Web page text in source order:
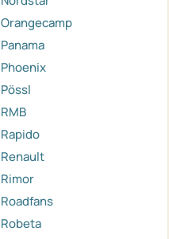
Orangecamp
Panama
Phoenix
Pössl
RMB
Rapido
Renault
Rimor
Roadfans
Robeta